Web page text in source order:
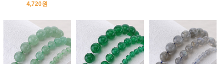
4,720원